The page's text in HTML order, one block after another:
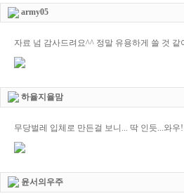
army05
자료 넘 감사드려요^^ 정말 유용하게 쓸 것 같
하율지율맘
무당벌레 입체로 만든걸 보니... 딱 인듯...와
윤서의우주